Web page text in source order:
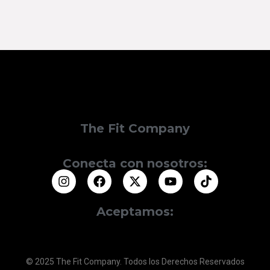
The Fit Company
Conecta con nosotros:
Aceptamos:
© 2025 The Fit Company. Todos los Derechos Reservados